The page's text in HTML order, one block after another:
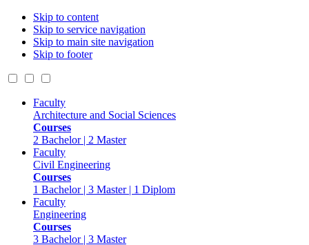
Skip to content
Skip to service navigation
Skip to main site navigation
Skip to footer
Faculty
Architecture and Social Sciences
Courses
2 Bachelor | 2 Master
Faculty
Civil Engineering
Courses
1 Bachelor | 3 Master | 1 Diplom
Faculty
Engineering
Courses
3 Bachelor | 3 Master